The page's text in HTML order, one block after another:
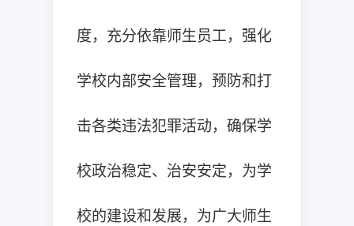
度，充分依靠师生员工，强化
学校内部安全管理，预防和打
击各类违法犯罪活动，确保学
校政治稳定、治安安定，为学
校的建设和发展，为广大师生